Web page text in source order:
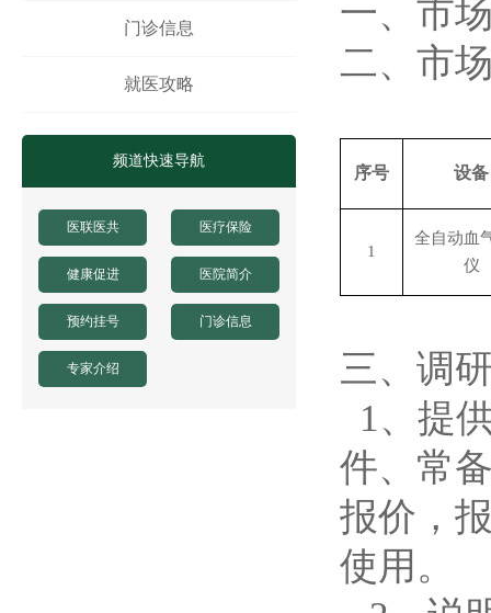
门诊信息
就医攻略
频道快速导航
医联医共 医疗保险
健康促进 医院简介
预约挂号 门诊信息
专家介绍
一、市
二、市
序号 设备
1
全自动血
仪
三、 调
1、提
件、常
报价，
使用。